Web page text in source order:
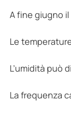
A fine giugno
Le
L’umidità può
La frequenza